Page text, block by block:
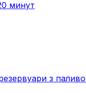
минут
з